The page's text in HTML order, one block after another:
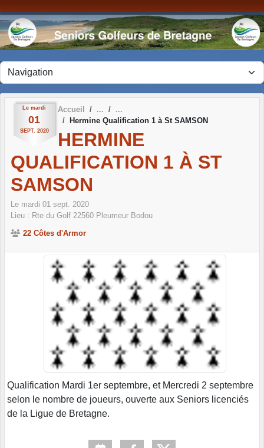
Le mardi
01
SEPT. 2020
Accueil
Hermine Qualification 1 à St SAMSON
HERMINE
QUALIFICATION 1 À ST
SAMSON
Le mardi 01 sept. 2020
Lieu : Rte du Golf 22560 Pleumeur Bodou
22 Côtes d'Armor
Qualification Mardi 1er septembre, et Mercredi 2 septembre
selon le nombre de joueurs, ouverte aux Seniors licenciés
de la Ligue de Bretagne.